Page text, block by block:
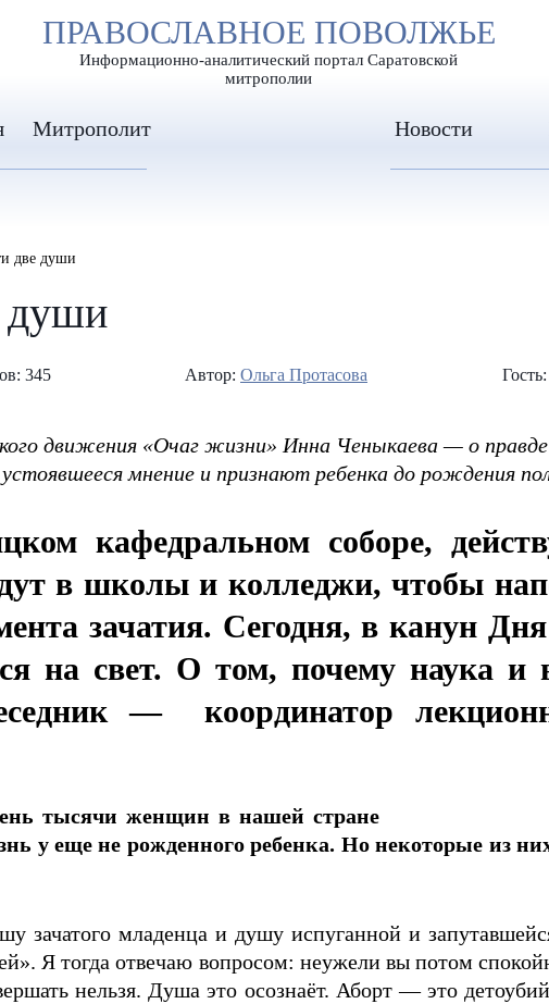
ШРИФТА А А А ИЗОБРАЖЕНИЯ
ПРАВОСЛАВНОЕ ПОВОЛЖЬЕ
Информационно-аналитический портал Саратовской
митрополии
Митрополит Новости
две души
души
345 Автор: Ольга Протасова Гость:
движения «Очаг жизни» Инна Ченыкаева — о
мнение и признают ребенка до рождения
кафедральном соборе,
в школы и колледжи, чтобы
зачатия. Сегодня, в канун
на свет. О том, почему наука и
— координатор
тысячи женщин в нашей стране
у еще не рожденного ребенка. Но некоторые из
младенца и душу испуганной и
Я тогда отвечаю вопросом: неужели вы потом
нельзя. Душа это осознаёт. Аборт — это